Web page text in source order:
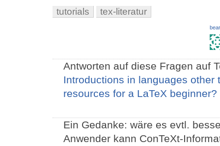
tutorials tex-literatur
Antworten auf diese Fragen auf
Introductions in languages other
resources for a LaTeX beginner?
Ein Gedanke: wäre es evtl.
Anwender kann ConTeXt-